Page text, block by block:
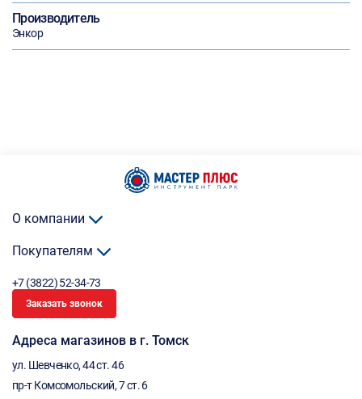
Производитель
Энкор
О компании
Покупателям
+7 (3822) 52-34-73
Заказать звонок
Адреса магазинов в г. Томск
ул. Шевченко, 44 ст. 46
пр-т Комсомольский, 7 ст. 6